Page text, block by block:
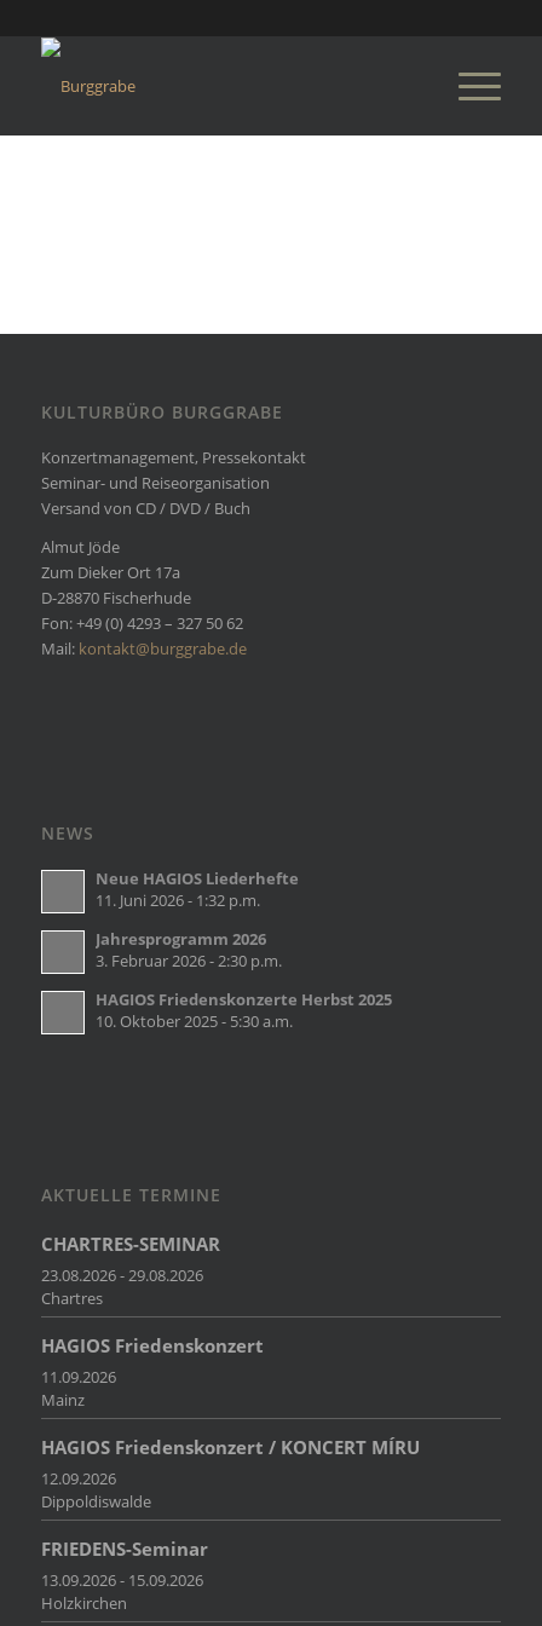
KULTURBÜRO BURGGRABE
Konzertmanagement, Pressekontakt
Seminar- und Reiseorganisation
Versand von CD / DVD / Buch
Almut Jöde
Zum Dieker Ort 17a
D-28870 Fischerhude
Fon: +49 (0) 4293 – 327 50 62
Mail: kontakt@burggrabe.de
NEWS
Neue HAGIOS Liederhefte
11. Juni 2026 - 1:32 p.m.
Jahresprogramm 2026
3. Februar 2026 - 2:30 p.m.
HAGIOS Friedenskonzerte Herbst 2025
10. Oktober 2025 - 5:30 a.m.
AKTUELLE TERMINE
CHARTRES-SEMINAR
23.08.2026 - 29.08.2026
Chartres
HAGIOS Friedenskonzert
11.09.2026
Mainz
HAGIOS Friedenskonzert / KONCERT MÍRU
12.09.2026
Dippoldiswalde
FRIEDENS-Seminar
13.09.2026 - 15.09.2026
Holzkirchen